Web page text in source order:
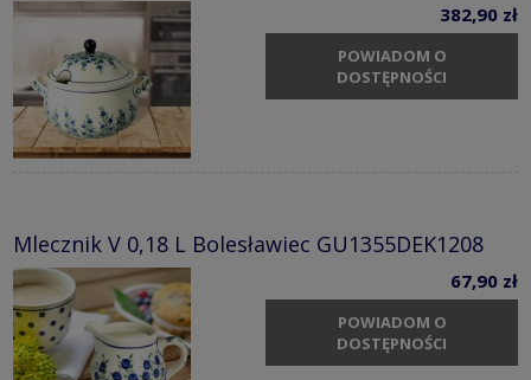
382,90 zł
POWIADOM O
DOSTĘPNOŚCI
Mlecznik V 0,18 L Bolesławiec GU1355DEK1208
67,90 zł
POWIADOM O
DOSTĘPNOŚCI